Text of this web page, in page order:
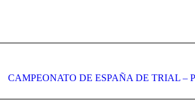
Publicación
CAMPEONATO DE ESPAÑA DE TRIAL –